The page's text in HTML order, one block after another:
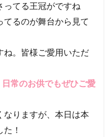
ってる王冠がですね
るのが舞台から見て
ね。皆様ご愛用いただ
常のお供でもぜひご愛
なりますが、本日は本
！